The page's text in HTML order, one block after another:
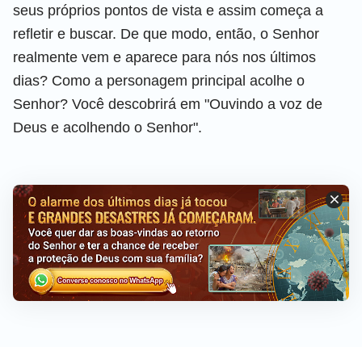
seus próprios pontos de vista e assim começa a
refletir e buscar. De que modo, então, o Senhor
realmente vem e aparece para nós nos últimos
dias? Como a personagem principal acolhe o
Senhor? Você descobrirá em "Ouvindo a voz de
Deus e acolhendo o Senhor".